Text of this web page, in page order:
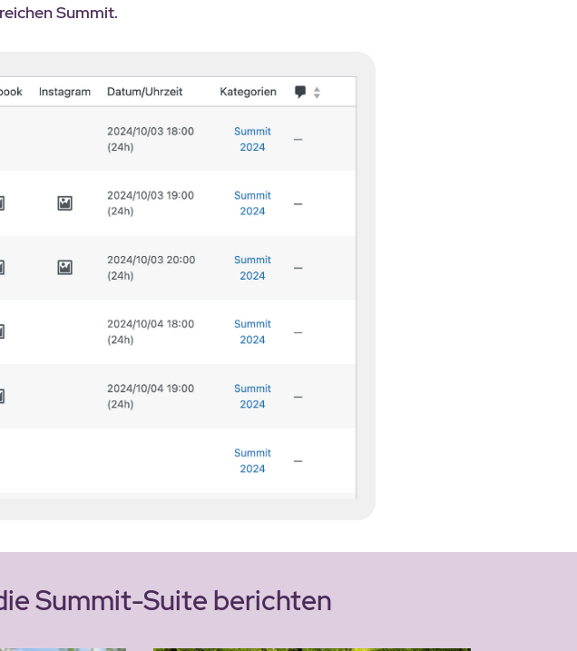
Summit.
Summit-Suite berichten